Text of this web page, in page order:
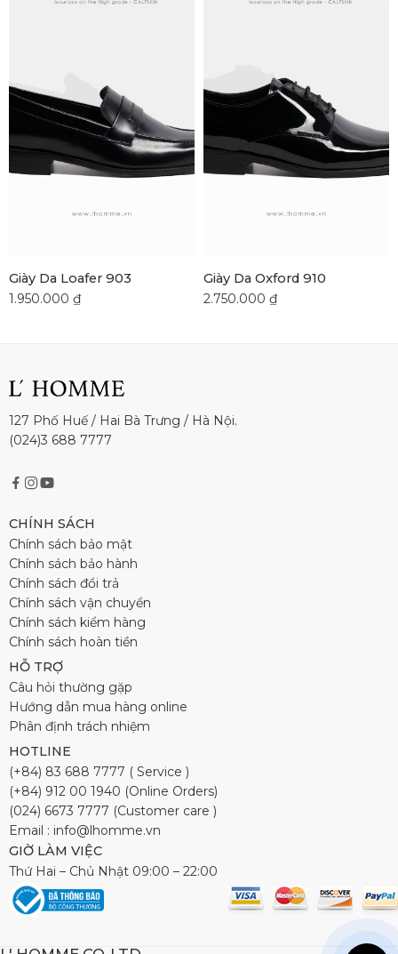
Giày Da Loafer 903
1.950.000 ₫
Giày Da Oxford 910
2.750.000 ₫
127 Phố Huế / Hai Bà Trưng / Hà Nội.
(024)3 688 7777
CHÍNH SÁCH
Chính sách bảo mật
Chính sách bảo hành
Chính sách đổi trả
Chính sách vận chuyển
Chính sách kiểm hàng
Chính sách hoàn tiền
HỖ TRỢ
Câu hỏi thường gặp
Hướng dẫn mua hàng online
Phân định trách nhiệm
HOTLINE
(+84) 83 688 7777 ( Service )
(+84) 912 00 1940 (Online Orders)
(024) 6673 7777 (Customer care )
Email : info@lhomme.vn
GIỜ LÀM VIỆC
Thứ Hai – Chủ Nhật 09:00 – 22:00